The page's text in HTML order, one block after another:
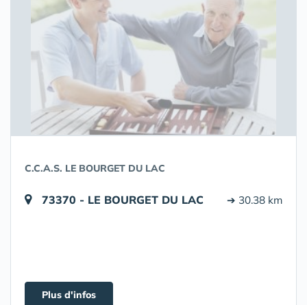
C.C.A.S. LE BOURGET DU LAC
73370 - LE BOURGET DU LAC ➔ 30.38 km
Plus d'infos